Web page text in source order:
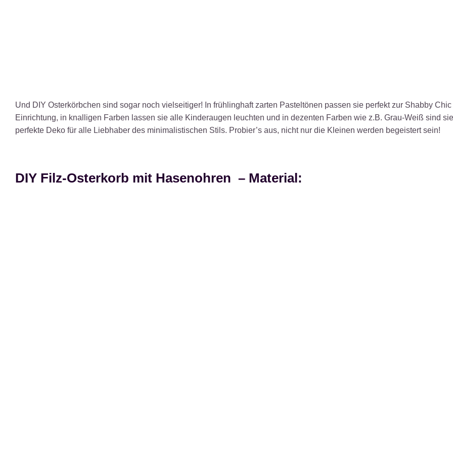
Und DIY Osterkörbchen sind sogar noch vielseitiger! In frühlinghaft zarten Pasteltönen passen sie perfekt zur Shabby Chic
Einrichtung, in knalligen Farben lassen sie alle Kinderaugen leuchten und in dezenten Farben wie z.B. Grau-Weiß sind
perfekte Deko für alle Liebhaber des minimalistischen Stils. Probier’s aus, nicht nur die Kleinen werden begeistert sein!
DIY Filz-Osterkorb mit Hasenohren – Material: